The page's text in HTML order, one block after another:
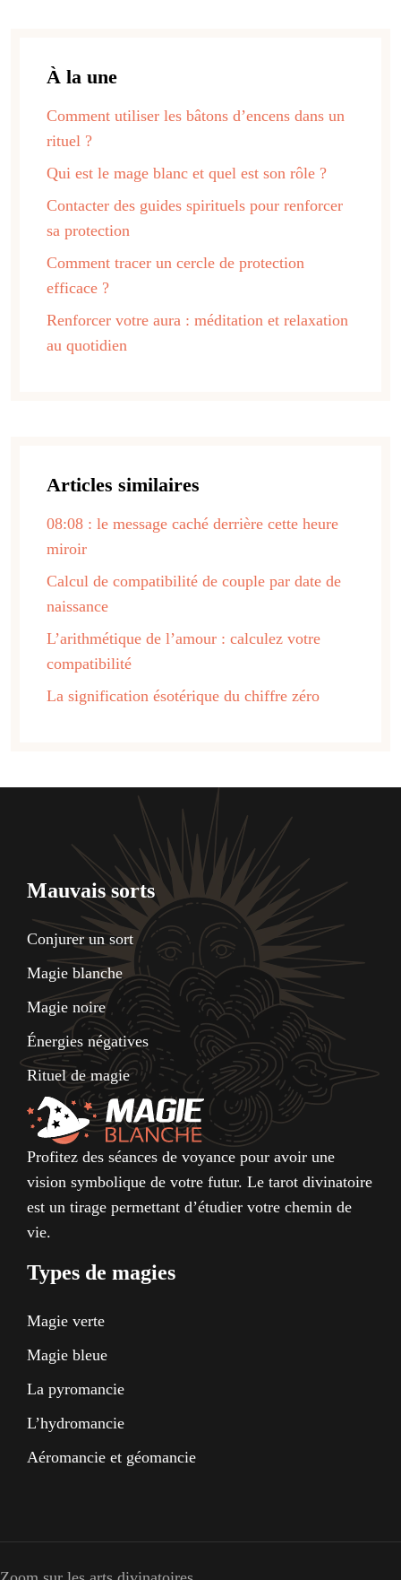
À la une
Comment utiliser les bâtons d’encens dans un
rituel ?
Qui est le mage blanc et quel est son rôle ?
Contacter des guides spirituels pour renforcer
sa protection
Comment tracer un cercle de protection
efficace ?
Renforcer votre aura : méditation et relaxation
au quotidien
Articles similaires
08:08 : le message caché derrière cette heure
miroir
Calcul de compatibilité de couple par date de
naissance
L’arithmétique de l’amour : calculez votre
compatibilité
La signification ésotérique du chiffre zéro
Mauvais sorts
Conjurer un sort
Magie blanche
Magie noire
Énergies négatives
Rituel de magie
Profitez des séances de voyance pour avoir une
vision symbolique de votre futur. Le tarot divinatoire
est un tirage permettant d’étudier votre chemin de
vie.
Types de magies
Magie verte
Magie bleue
La pyromancie
L’hydromancie
Aéromancie et géomancie